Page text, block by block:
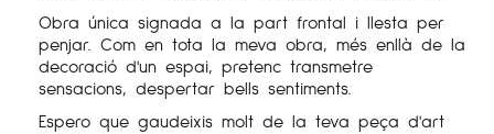
Obra única signada a la part frontal i llesta per
penjar. Com en tota la meva obra, més enllà de la
decoració d'un espai, pretenc transmetre
sensacions, despertar bells sentiments.
Espero que gaudeixis molt de la teva peça d'art